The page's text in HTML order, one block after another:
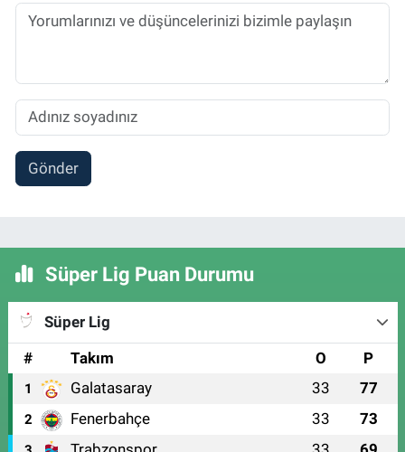
Gönder
Süper Lig Puan Durumu
Süper Lig
#
Takım O P
1 Galatasaray 33 77
2 Fenerbahçe 33 73